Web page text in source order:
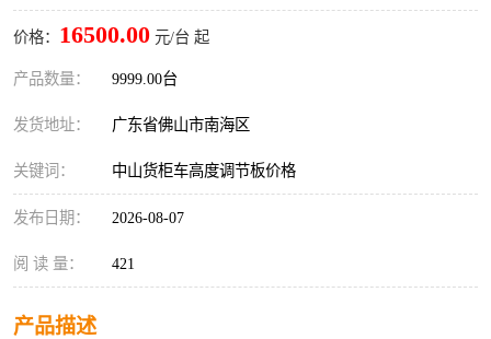
价格： 16500.00 元/台 起
产品数量： 9999.00台
发货地址： 广东省佛山市南海区
关键词： 中山货柜车高度调节板价格
发布日期： 2026-08-07
阅 读 量： 421
产品描述